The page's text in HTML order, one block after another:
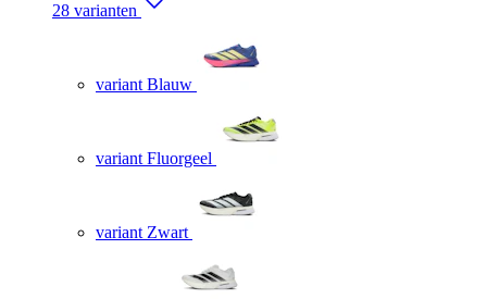
28 varianten
variant Blauw
variant Fluorgeel
variant Zwart